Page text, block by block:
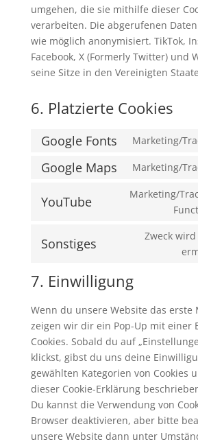
umgehen, die sie mithilfe dieser
verarbeiten. Die abgerufenen
wie möglich anonymisiert. TikTok,
Facebook, X (Formerly Twitter) und
seine Sitze in den Vereinigten
6. Platzierte Cookies
Google Fonts Marketing/
Google Maps Marketing/
YouTube
Marketing/
Sonstiges
Zweck
7. Einwilligung
Wenn du unsere Website das erste
zeigen wir dir ein Pop-Up mit einer
Cookies. Sobald du auf
klickst, gibst du uns deine
gewählten Kategorien von Cookies
dieser Cookie-Erklärung
Du kannst die Verwendung von
Browser deaktivieren, aber bitte
unsere Website dann unter